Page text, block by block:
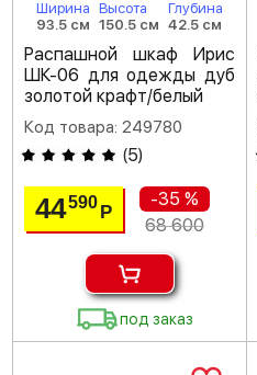
Ширина
93.5 см
Высота
150.5 см
Глубина
42.5 см
Распашной шкаф Ирис
ШК-06 для одежды дуб
золотой крафт/белый
Код товара: 249780
(5)
44590 Р
-35 %
68 600
под заказ